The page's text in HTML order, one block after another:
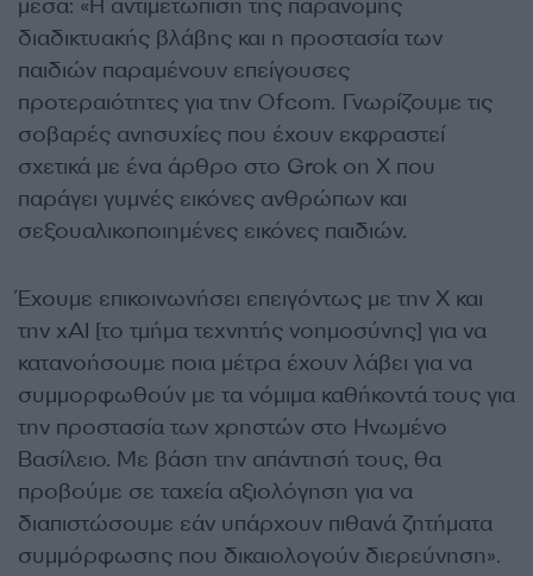
μέσα: «Η αντιμετώπιση της παράνομης
διαδικτυακής βλάβης και η προστασία των
παιδιών παραμένουν επείγουσες
προτεραιότητες για την Ofcom. Γνωρίζουμε τις
σοβαρές ανησυχίες που έχουν εκφραστεί
σχετικά με ένα άρθρο στο Grok on X που
παράγει γυμνές εικόνες ανθρώπων και
σεξουαλικοποιημένες εικόνες παιδιών.
Έχουμε επικοινωνήσει επειγόντως με την X και
την xAI [το τμήμα τεχνητής νοημοσύνης] για να
κατανοήσουμε ποια μέτρα έχουν λάβει για να
συμμορφωθούν με τα νόμιμα καθήκοντά τους για
την προστασία των χρηστών στο Ηνωμένο
Βασίλειο. Με βάση την απάντησή τους, θα
προβούμε σε ταχεία αξιολόγηση για να
διαπιστώσουμε εάν υπάρχουν πιθανά ζητήματα
συμμόρφωσης που δικαιολογούν διερεύνηση».